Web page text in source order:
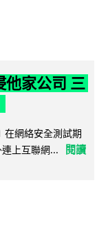
他家公司 三
網絡安全測試期
上互聯網...
閱讀